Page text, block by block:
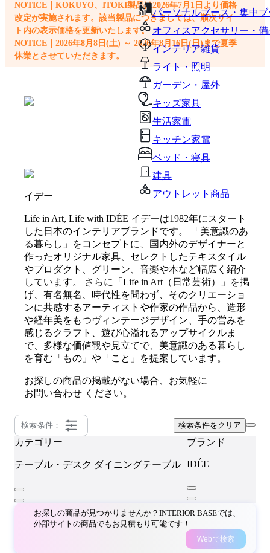
パーソナルブース・集中
オフィスアクセサリー・備
インテリア雑貨
ライト・照明
ガーデン・屋外
キッズ家具
生活家電
キッチン家電
ベッド・寝具
建具
アウトレット商品
NOTICE｜KOKUYO、ITOKI製品は2026年7月1日より価格
改定が実施されます。該当製品につきましては、順次サイ
ト内の表示価格を更新いたします。
NOTICE｜2026年8月8日(土) ～ 2026年8月16日(日)まで夏季
休業とさせていただきます。
イデー
Life in Art, Life with IDÉE イデーは1982年にスタート
した日本のインテリアブランドです。 「美意識のあ
る暮らし」をコンセプトに、国内外のデザイナーと
作ったオリジナル家具、セレクトしたテキスタイル
やプロダクト、グリーン、音楽や本など幅広く紹介
しています。 さらに「Life in Art（日常芸術）」を掲
げ、有名無名、時代性を問わず、そのクリエーショ
ンに共感するアーティストや作家の作品から、造形
や経年美をもつヴィンテージデザイン、手の営みを
感じるクラフト、遊び心溢れるアップサイクルま
で、多様な価値観や見立てで、美意識のある暮らし
を育む「もの」や「こと」を提案しています。
お探しの商品の掲載がない場合、お気軽に
お問い合わせ ください。
検索条件： 検索条件をクリア
カテゴリー
テーブル・デスク ダイニングテーブル
ブランド
IDÉE
お探しの商品が見つかりませんか？INTERIOR BASEでは、
外部サイトの商品でもお見積もり可能です！
Webで検索